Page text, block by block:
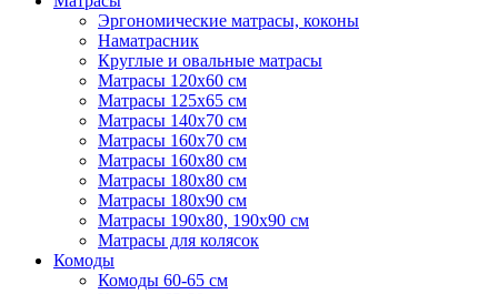
Эргономические матрасы, коконы
Наматрасник
Круглые и овальные матрасы
Матрасы 120х60 см
Матрасы 125х65 см
Матрасы 140х70 см
Матрасы 160х70 см
Матрасы 160х80 см
Матрасы 180х80 см
Матрасы 180х90 см
Матрасы 190х80, 190х90 см
Матрасы для колясок
Комоды
Комоды 60-65 см